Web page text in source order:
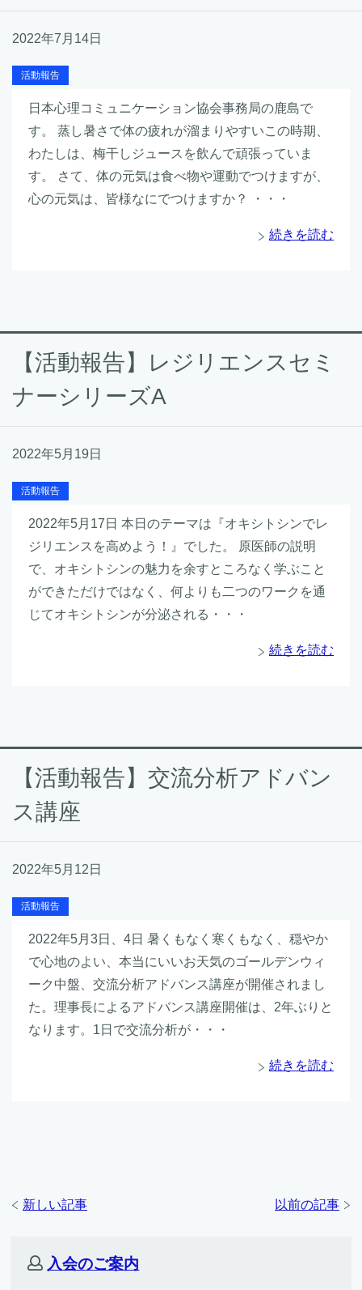
2022年7月14日
活動報告
日本心理コミュニケーション協会事務局の鹿島で
す。 蒸し暑さで体の疲れが溜まりやすいこの時期、
わたしは、梅干しジュースを飲んで頑張っていま
す。 さて、体の元気は食べ物や運動でつけますが、
心の元気は、皆様なにでつけますか？ ・・・
続きを読む
【活動報告】レジリエンスセミ
ナーシリーズA
2022年5月19日
活動報告
2022年5月17日 本日のテーマは『オキシトシンでレ
ジリエンスを高めよう！』でした。 原医師の説明
で、オキシトシンの魅力を余すところなく学ぶこと
ができただけではなく、何よりも二つのワークを通
じてオキシトシンが分泌される・・・
続きを読む
【活動報告】交流分析アドバン
ス講座
2022年5月12日
活動報告
2022年5月3日、4日 暑くもなく寒くもなく、穏やか
で心地のよい、本当にいいお天気のゴールデンウィ
ーク中盤、交流分析アドバンス講座が開催されまし
た。理事長によるアドバンス講座開催は、2年ぶりと
なります。1日で交流分析が・・・
続きを読む
以前の記事
新しい記事
入会のご案内